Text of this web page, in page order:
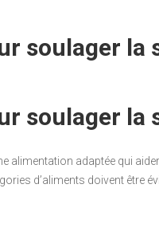
soulager la
soulager la
alimentation adaptée qui
d’aliments doivent être